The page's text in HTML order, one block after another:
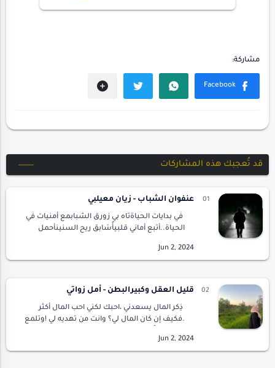
قد تُعجبك هذه المشاركات
عنفوان الشباب - زيان معيلبي
في بدايات الحياةتاه بي زورق الشبابمع أمنيات في
الحياة..أتبع أماني قلبيأُسَابق ريح السنينأحمل
أرىغيرُ زهرٍ يكسو دُنيايَاخضرارغيرُ ز…
قليل العقل وكبيرالبطن - أمل زواتي
ذِكر المال يسعدني ،احبك لكني احب المال أكثر
.فكيف إن كان المال لي؟ وانت من تهديه لي !وتلمع
.اوتدرك أن قطعة الماس تلك تناديني! شكرا لا…